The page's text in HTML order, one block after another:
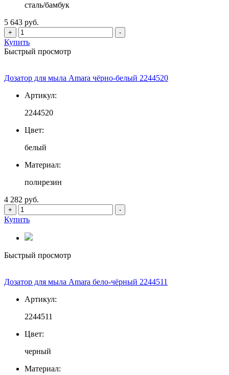
сталь/бамбук
5 643 руб.
+ -
Купить
Быстрый просмотр
Дозатор для мыла Amara чёрно-белый 2244520
Артикул:
2244520
Цвет:
белый
Материал:
полирезин
4 282 руб.
+ -
Купить
Быстрый просмотр
Дозатор для мыла Amara бело-чёрный 2244511
Артикул:
2244511
Цвет:
черный
Материал: